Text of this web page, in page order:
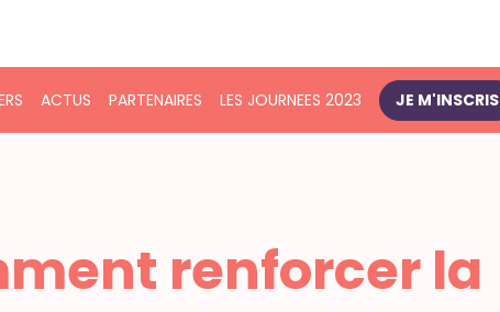
ACTUS PARTENAIRES LES JOURNEES 2023 JE M'INSCRIS
renforcer la